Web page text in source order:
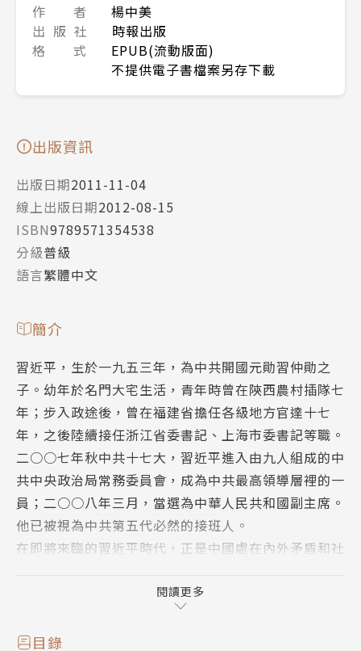
作 者
楊中美
出 版 社
時報出版
格 式
EPUB(流動版面)
不提供電子書檔案另存下載
出版資訊
出版日期2011-11-04
線上出版日期2012-08-15
ISBN9789571354538
分級普級
語言繁體中文
簡介
習近平，生於一九五三年，為中共開國元勛習仲勛之
子。幼年於名門大宅生活，青年時曾在陝西農村插隊七
年；步入政途後，曾在福建省擔任各級地方官達十七
年，之後陸續接任浙江省委書記、上海市委書記等職。
二○○七年秋中共十七大，習近平進入由九人組成的中
共中央政治局常務委員會，成為中共最高領導層裡的一
員；二○○八年三月，當選為中華人民共和國副主席。
他已被視為中共第五代必然的接班人。
在即將來臨的習近平時代，正是中國處在內外矛盾和社
民主改革，就勢必會激起民變，習近平不可能做一個太
平天子，他必須作出歷史的選擇。
本書細述習近平從少至今的生活經過及仕途論政的歷
閱讀更多
目錄